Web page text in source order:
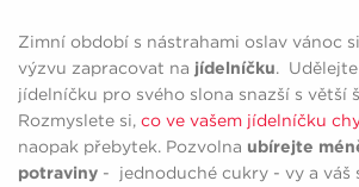
Zimní období s nástrahami oslav vánoc
výzvu zapracovat na jídelníčku.
jídelníčku pro svého slona snazší s větší
Rozmyslete si, co ve vašem jídelníčku
naopak přebytek. Pozvolna ubírejte
potraviny - jednoduché cukry - vy a váš